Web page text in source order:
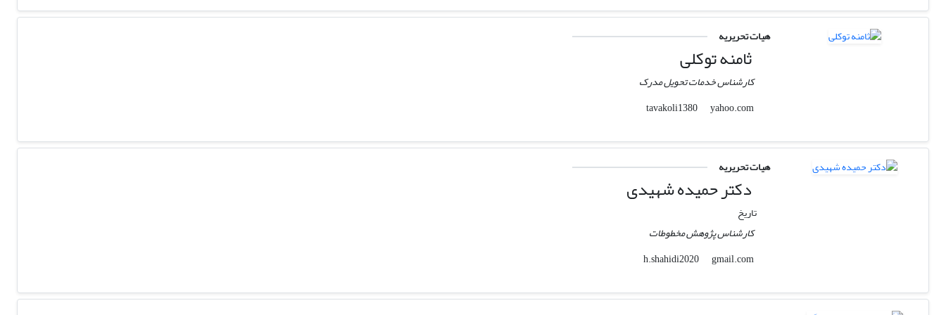
هیات تحریریه
ثامنه توکلی
کارشناس خدمات تحویل مدرک
tavakoli1380
yahoo.com
هیات تحریریه
دکتر حمیده شهیدی
تاریخ
کارشناس پژوهش مخطوطات
h.shahidi2020
gmail.com